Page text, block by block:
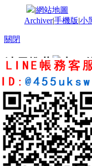
|網站地圖
Archiver|手機版|小
關閉
站長推薦
GMT+8, 2026-8-9 01:47,
© 2001-2011 Powered by
快速回復 返回頂部 返回